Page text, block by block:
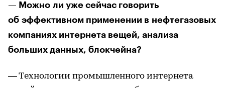
— Можно ли уже сейчас говорить
об эффективном применении в нефтегазовых
компаниях интернета вещей, анализа
больших данных, блокчейна?
— Технологии промышленного интернета